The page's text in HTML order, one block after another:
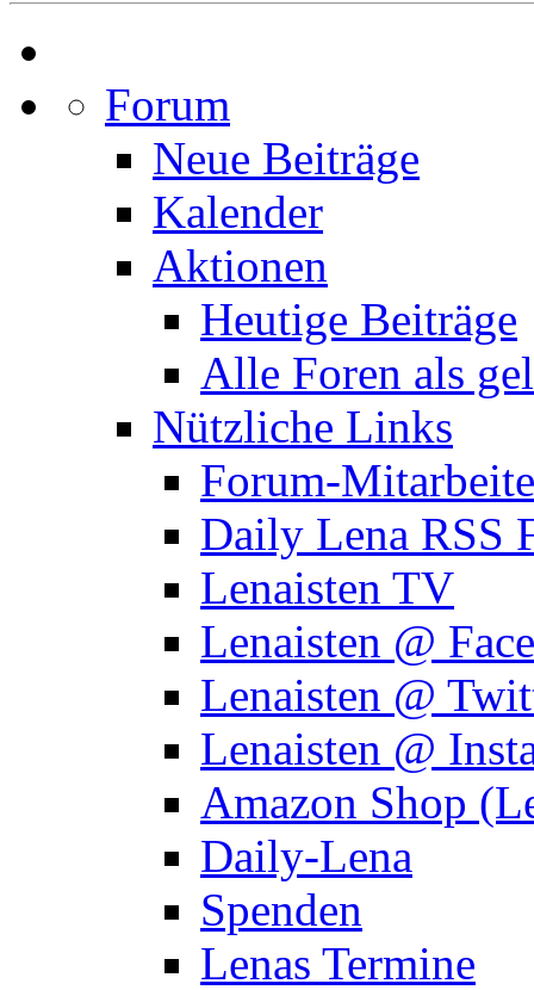
Forum
Neue Beiträge
Kalender
Aktionen
Heutige Beiträge
Alle Foren als
Nützliche Links
Forum-
Daily Lena RSS
Lenaisten TV
Lenaisten @
Lenaisten @
Lenaisten @
Amazon Shop
Daily-Lena
Spenden
Lenas Termine